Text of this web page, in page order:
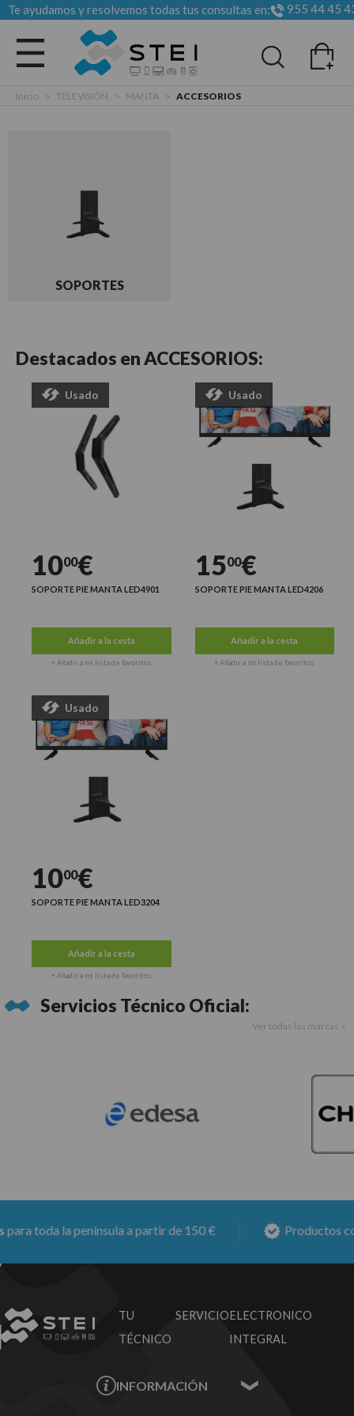
Te ayudamos y resolvemos todas tus consultas en: 955 44 45
Todas las categorias
Inicio > TELEVISIÓN > MANTA > ACCESORIOS
SOPORTES
Destacados enACCESORIOS:
Usado
1000€
SOPORTE PIE MANTA LED4901
Añadir a la cesta
+ Añadir a mi lista de favoritos
Usado
1500€
SOPORTE PIE MANTA LED4206
Añadir a la cesta
+ Añadir a mi lista de favoritos
Usado
1000€
SOPORTE PIE MANTA LED3204
Añadir a la cesta
+ Añadir a mi lista de favoritos
Servicios Técnico Oficial:
Ver todas las marcas >
toda la península a partir de 150 € Productos con6
TU SERVICIO
TÉCNICO
ELECTRONICO
INTEGRAL
INFORMACIÓN